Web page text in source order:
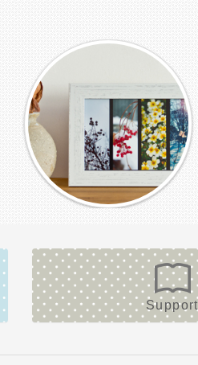
Support